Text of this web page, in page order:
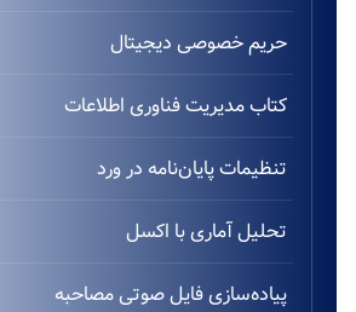
حریم خصوصی دیجیتال
کتاب مدیریت فناوری اطلاعات
تنظیمات پایان‌نامه در ورد
تحلیل آماری با اکسل
پیاده‌سازی فایل صوتی مصاحبه